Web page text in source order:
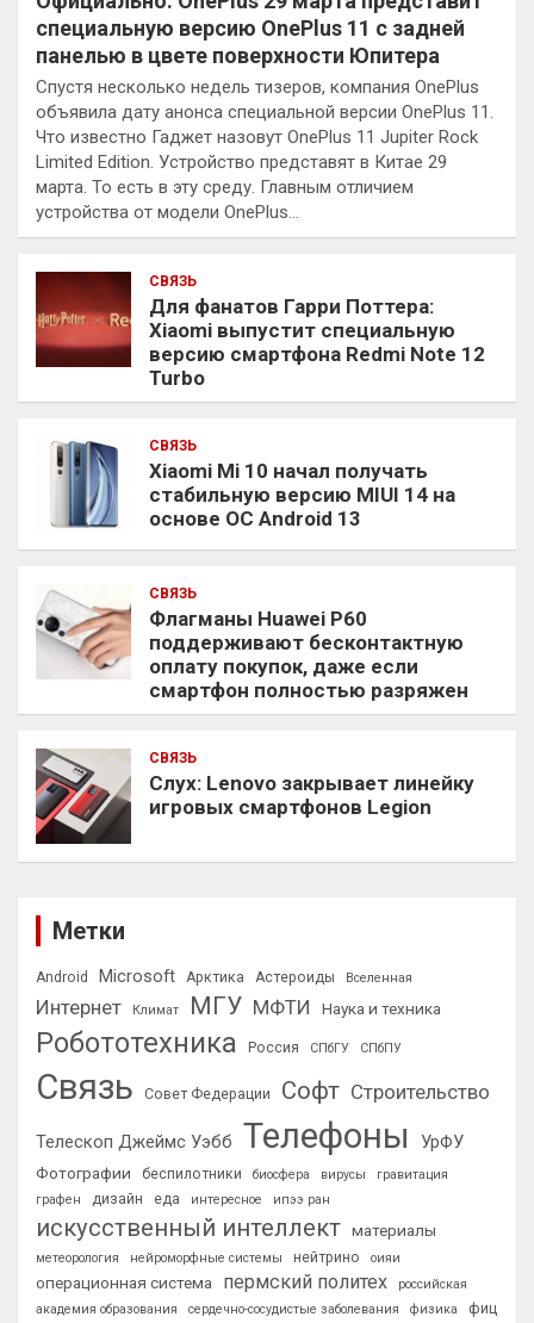
специальную версию OnePlus 11 с задней
панелью в цвете поверхности Юпитера
Спустя несколько недель тизеров, компания OnePlus
объявила дату анонса специальной версии OnePlus 11.
Что известно Гаджет назовут OnePlus 11 Jupiter Rock
Limited Edition. Устройство представят в Китае 29
марта. То есть в эту среду. Главным отличием
устройства от модели OnePlus…
СВЯЗЬ
Для фанатов Гарри Поттера:
Xiaomi выпустит специальную
версию смартфона Redmi Note 12
Turbo
СВЯЗЬ
Xiaomi Mi 10 начал получать
стабильную версию MIUI 14 на
основе ОС Android 13
СВЯЗЬ
Флагманы Huawei P60
поддерживают бесконтактную
оплату покупок, даже если
смартфон полностью разряжен
СВЯЗЬ
Слух: Lenovo закрывает линейку
игровых смартфонов Legion
Метки
Android Microsoft Арктика Астероиды Вселенная
Интернет Климат МГУ МФТИ Наука и техника
Робототехника Россия СПбГУ СПбПУ
Связь Совет Федерации Софт Строительство
Телескоп Джеймс Уэбб Телефоны УрФУ
Фотографии беспилотники биосфера вирусы
гравитация
графен
дизайн еда интересное ипээ ран
искусственный интеллект материалы
метеорология нейроморфные системы нейтрино оияи
операционная система пермский политех
российская
академия образования
сердечно-сосудистые заболевания физика
фиц